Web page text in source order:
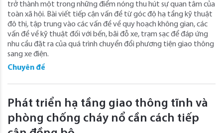
trở thành một trong những điểm nóng thu hút sự quan tâm của
toàn xã hội. Bài viết tiếp cận vấn đề từ góc độ hạ tầng kỹ thuật
đô thị, tập trung vào các vấn đề về quy hoạch không gian, các
vấn đề về kỹ thuật đối với bến, bãi đỗ xe, trạm sạc để đáp ứng
nhu cầu đặt ra của quá trình chuyển đổi phương tiện giao thông
sang xe điện.
Chuyên đề
Phát triển hạ tầng giao thông tĩnh và
phòng chống cháy nổ cần cách tiếp